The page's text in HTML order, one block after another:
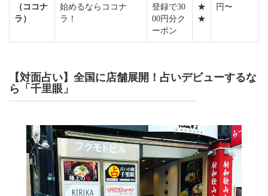
（ココナ
ラ）
始めるならココナ
ラ！
登録で30
00円分ク
ーポン
★
★
円〜
【対面占い】全国に店舗展開！占いデビューするな
ら「千里眼」